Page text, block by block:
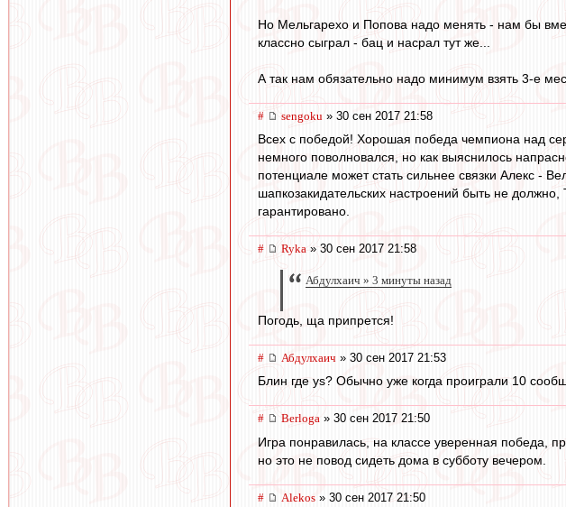
Но Мельгарехо и Попова надо менять - нам бы
классно сыграл - бац и насрал тут же...
А так нам обязательно надо минимум взять 3-е
# sengoku » 30 сен 2017 21:58
Всех с победой! Хорошая победа чемпиона над
немного поволновался, но как выяснилось
потенциале может стать сильнее связки Алекс -
шапкозакидательских настроений быть не
гарантировано.
# Ryka » 30 сен 2017 21:58
Абдулхаич » 3 минуты назад
Погодь, ща припрется!
# Абдулхаич » 30 сен 2017 21:53
Блин где ys? Обычно уже когда проиграли 10
# Berloga » 30 сен 2017 21:50
Игра понравилась, на классе уверенная победа,
но это не повод сидеть дома в субботу вечером.
# Alekos » 30 сен 2017 21:50